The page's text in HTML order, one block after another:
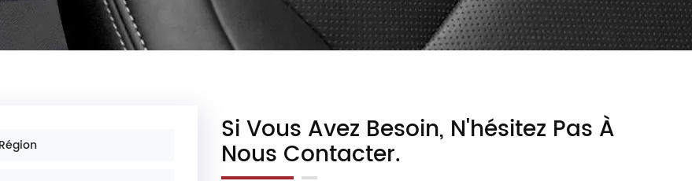
Si Vous Avez Besoin, N'hésitez Pas À
Nous Contacter.